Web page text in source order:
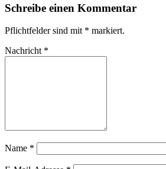
Schreibe einen Kommentar
Pflichtfelder sind mit * markiert.
Nachricht *
Name *